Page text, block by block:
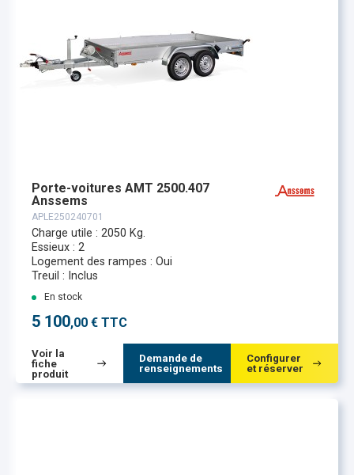
Porte-voitures AMT 2500.407
Anssems
APLE250240701
Charge utile : 2050 Kg.
Essieux : 2
Logement des rampes : Oui
Treuil : Inclus
En stock
5 100,00 € TTC
Voir la
fiche
produit
Demande de
renseignements
Configurer
et réserver